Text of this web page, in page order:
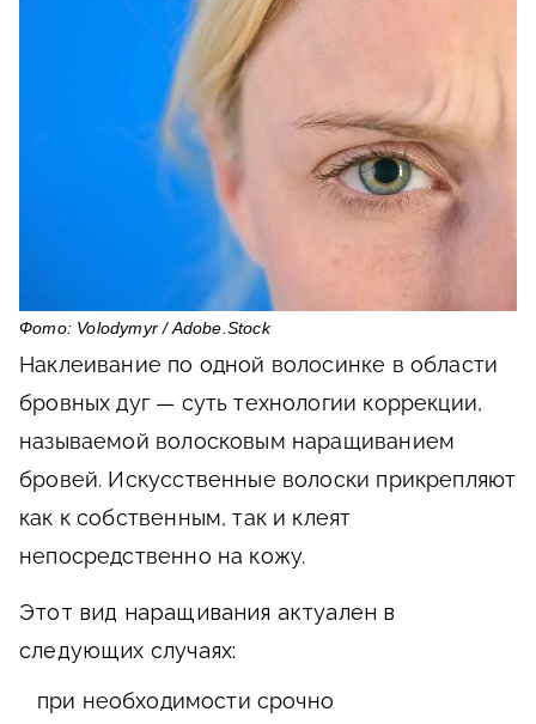
Фото: Volodymyr / Adobe.Stock
Наклеивание по одной волосинке в области
бровных дуг — суть технологии коррекции,
называемой волосковым наращиванием
бровей. Искусственные волоски прикрепляют
как к собственным, так и клеят
непосредственно на кожу.
Этот вид наращивания актуален в
следующих случаях:
при необходимости срочно